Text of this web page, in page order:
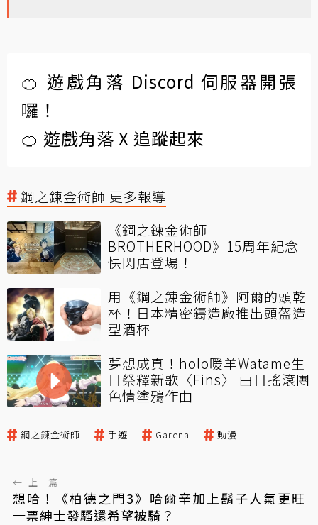
🍊 遊戲角落 Discord 伺服器開張
囉！
🍊 遊戲角落 X 追蹤起來
鋼之鍊金術師 更多報導
《鋼之鍊金術師
BROTHERHOOD》15周年紀念
快閃店登場！
用《鋼之鍊金術師》阿爾的頭乾
杯！日本精密鑄造廠推出頭盔造
型酒杯
夢想成真！holo暖羊Watame生
日祭釋新歌〈Fins〉 由日搖滾團
色情塗鴉作曲
鋼之鍊金術師 手遊 Garena 動漫
← 上一篇
想哈！《柏德之門3》哈爾辛加上鬍子人氣更旺
一票紳士發騷還希望被騎？